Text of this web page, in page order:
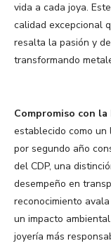
vida a cada joya.
calidad excepcional
resalta la pasión y
transformando
Compromiso con
establecido como
por segundo año
del CDP, una
desempeño en
reconocimiento
un impacto
joyería más